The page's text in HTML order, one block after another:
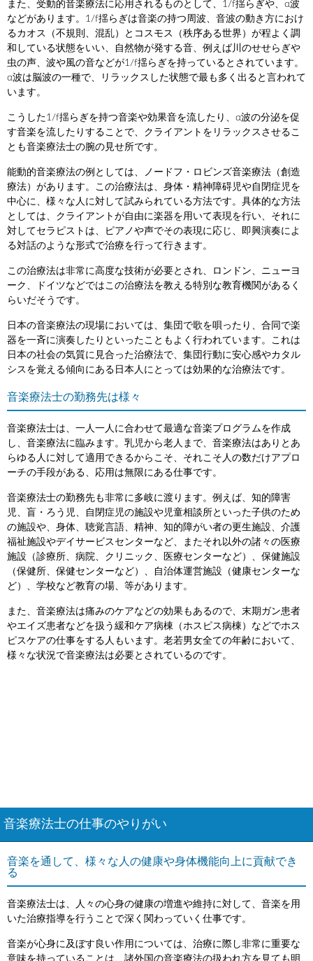
また、受動的音楽療法に応用されるものとして、1/f揺らぎや、α波
などがあります。1/f揺らぎは音楽の持つ周波、音波の動き方におけ
るカオス（不規則、混乱）とコスモス（秩序ある世界）が程よく調
和している状態をいい、自然物が発する音、例えば川のせせらぎや
虫の声、波や風の音などが1/f揺らぎを持っているとされています。
α波は脳波の一種で、リラックスした状態で最も多く出ると言われて
います。
こうした1/f揺らぎを持つ音楽や効果音を流したり、α波の分泌を促
す音楽を流したりすることで、クライアントをリラックスさせるこ
とも音楽療法士の腕の見せ所です。
能動的音楽療法の例としては、ノードフ・ロビンズ音楽療法（創造
療法）があります。この治療法は、身体・精神障碍児や自閉症児を
中心に、様々な人に対して試みられている方法です。具体的な方法
としては、クライアントが自由に楽器を用いて表現を行い、それに
対してセラピストは、ピアノや声でその表現に応じ、即興演奏によ
る対話のような形式で治療を行って行きます。
この治療法は非常に高度な技術が必要とされ、ロンドン、ニューヨ
ーク、ドイツなどではこの治療法を教える特別な教育機関があるく
らいだそうです。
日本の音楽療法の現場においては、集団で歌を唄ったり、合同で楽
器を一斉に演奏したりといったこともよく行われています。これは
日本の社会の気質に見合った治療法で、集団行動に安心感やカタル
シスを覚える傾向にある日本人にとっては効果的な治療法です。
音楽療法士の勤務先は様々
音楽療法士は、一人一人に合わせて最適な音楽プログラムを作成
し、音楽療法に臨みます。乳児から老人まで、音楽療法はありとあ
らゆる人に対して適用できるからこそ、それこそ人の数だけアプロ
ーチの手段がある、応用は無限にある仕事です。
音楽療法士の勤務先も非常に多岐に渡ります。例えば、知的障害
児、盲・ろう児、自閉症児の施設や児童相談所といった子供のため
の施設や、身体、聴覚言語、精神、知的障がい者の更生施設、介護
福祉施設やデイサービスセンターなど、またそれ以外の諸々の医療
施設（診療所、病院、クリニック、医療センターなど）、保健施設
（保健所、保健センターなど）、自治体運営施設（健康センターな
ど）、学校など教育の場、等があります。
また、音楽療法は痛みのケアなどの効果もあるので、末期ガン患者
やエイズ患者などを扱う緩和ケア病棟（ホスピス病棟）などでホス
ピスケアの仕事をする人もいます。老若男女全ての年齢において、
様々な状況で音楽療法は必要とされているのです。
音楽療法士の仕事のやりがい
音楽を通して、様々な人の健康や身体機能向上に貢献でき
る
音楽療法士は、人々の心身の健康の増進や維持に対して、音楽を用
いた治療指導を行うことで深く関わっていく仕事です。
音楽が心身に及ぼす良い作用については、治療に際し非常に重要な
意味を持っていることは、諸外国の音楽療法の扱われ方を見ても明